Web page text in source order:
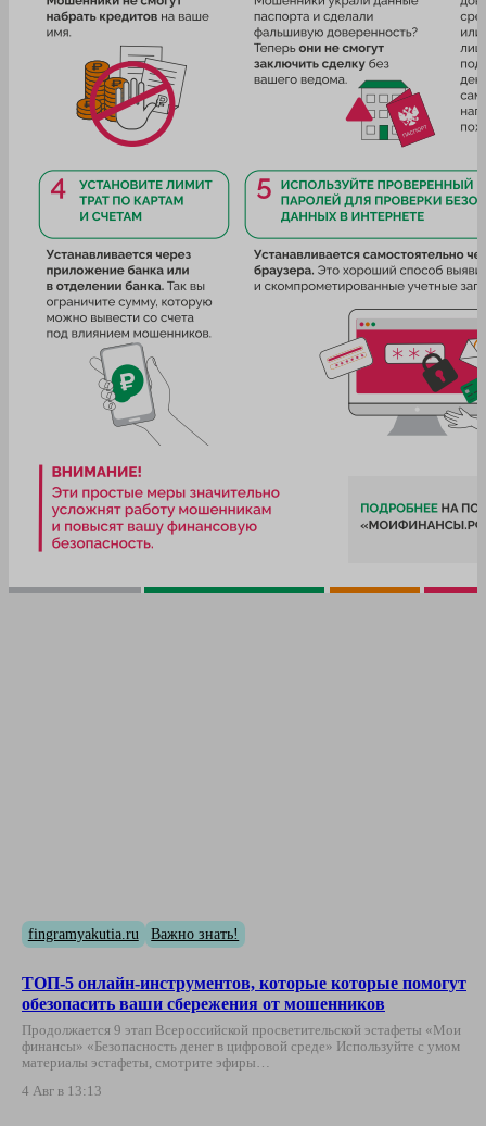
fingramyakutia.ru Важно знать!
ТОП-5 онлайн-инструментов, которые которые помогут
обезопасить ваши сбережения от мошенников
Продолжается 9 этап Всероссийской просветительской эстафеты «Мои
финансы» «Безопасность денег в цифровой среде» Используйте с умом
материалы эстафеты, смотрите эфиры…
4 Авг в 13:13